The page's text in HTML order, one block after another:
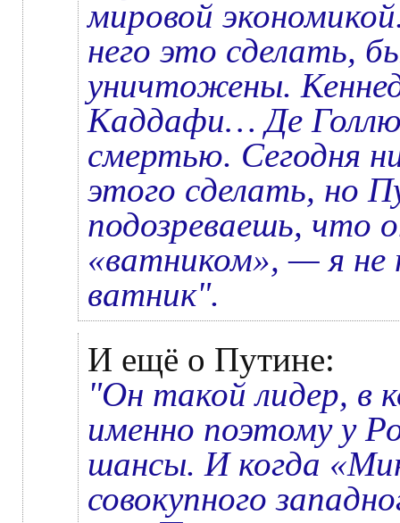
мировой
него это сделать,
уничтожены.
Каддафи… Де Голлю
смертью. Сегодня
этого сделать, но
подозреваешь, что
«ватником», — я
ватник".
И ещё о Путине:
"Он такой лидер, в
именно поэтому у
шансы. И когда
совокупного